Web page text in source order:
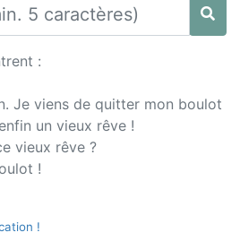
:
Je viens de quitter mon boulot
un vieux rêve !
vieux rêve ?
!
!